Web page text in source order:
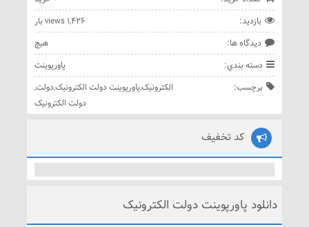
بازديد:
1,426 views بار
ديدگاه ها:
هيچ
دسته بندي:
پاورپوینت
برچسب:
الکترونیک,پاورپوینت دولت الکترونیک,دولت,
دولت الکترونیک
کد تخفیف
دانلود پاورپوینت دولت الکترونیک